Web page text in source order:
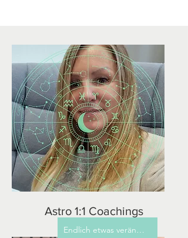
Astro 1:1 Coachings
Endlich etwas verändern